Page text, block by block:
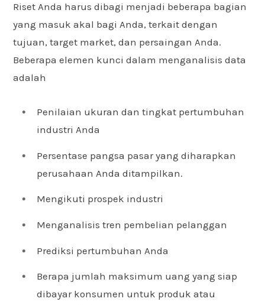
Riset Anda harus dibagi menjadi beberapa bagian
yang masuk akal bagi Anda, terkait dengan
tujuan, target market, dan persaingan Anda.
Beberapa elemen kunci dalam menganalisis data
adalah
Penilaian ukuran dan tingkat pertumbuhan
industri Anda
Persentase pangsa pasar yang diharapkan
perusahaan Anda ditampilkan.
Mengikuti prospek industri
Menganalisis tren pembelian pelanggan
Prediksi pertumbuhan Anda
Berapa jumlah maksimum uang yang siap
dibayar konsumen untuk produk atau